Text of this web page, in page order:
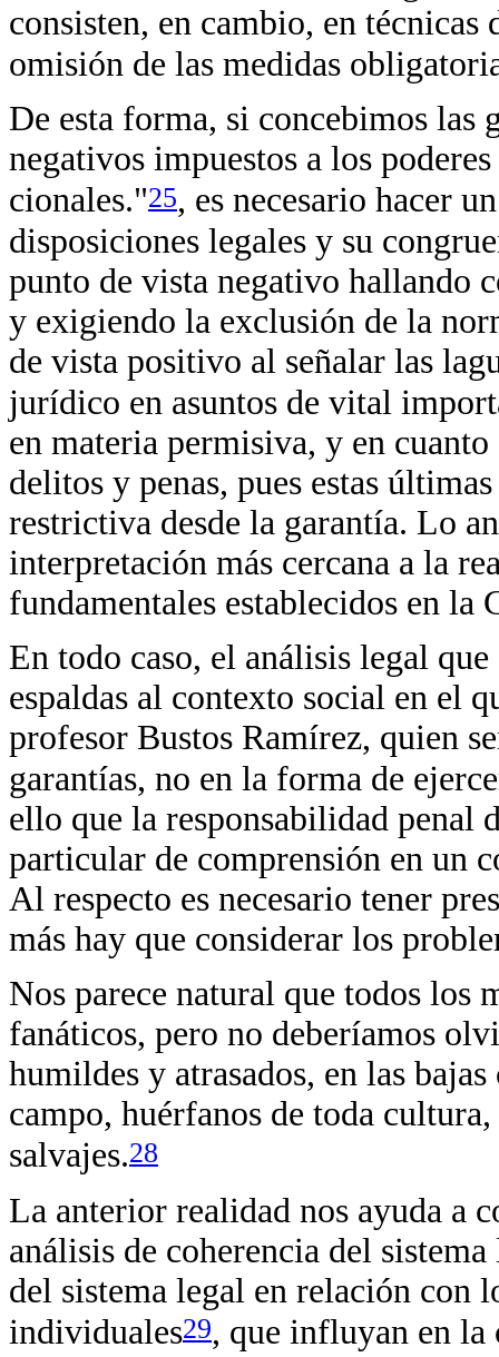
consisten, en cambio, en
omisión de las medidas
De esta forma, si concebimos
negativos impuestos a los
cionales."25, es necesario hacer
disposiciones legales y su
punto de vista negativo hallando
y exigiendo la exclusión de la
de vista positivo al señalar las
jurídico en asuntos de vital
en materia permisiva, y en
delitos y penas, pues estas
restrictiva desde la garantía. Lo
interpretación más cercana a la
fundamentales establecidos en la
En todo caso, el análisis legal que
espaldas al contexto social en el
profesor Bustos Ramírez, quien
garantías, no en la forma de
ello que la responsabilidad penal
particular de comprensión en un
Al respecto es necesario tener
más hay que considerar los
Nos parece natural que todos los
fanáticos, pero no deberíamos
humildes y atrasados, en las
campo, huérfanos de toda
salvajes.28
La anterior realidad nos ayuda a
análisis de coherencia del
del sistema legal en relación con
individuales29, que influyan en la